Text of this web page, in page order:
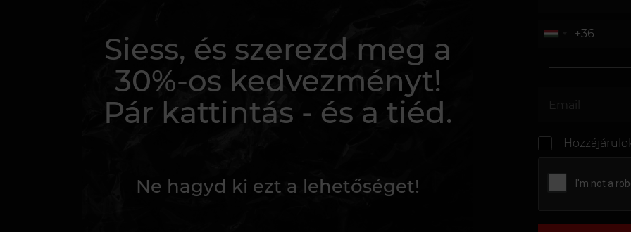
Siess, és szerezd meg a
30%-os kedvezményt!
Pár kattintás - és a tiéd.
Ne hagyd ki ezt a lehetőséget!